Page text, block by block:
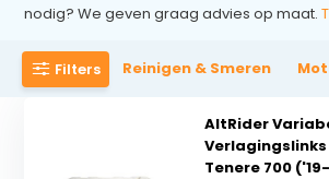
nodig? We geven graag advies op maat.
Filters Reinigen & Smeren
AltRider
Tenere 700